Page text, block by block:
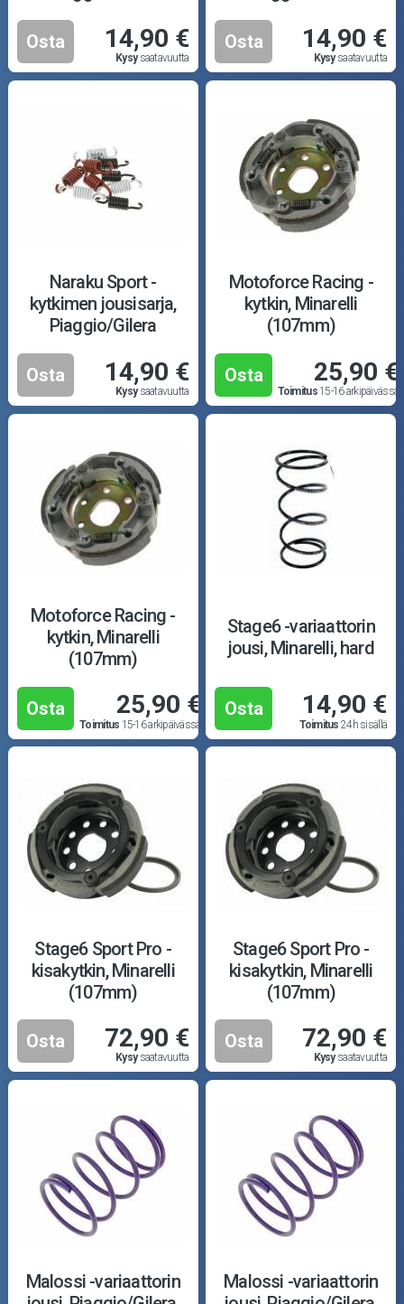
Osta 14,90 €
Kysysaatavuutta
Osta 14,90 €
Kysysaatavuutta
Naraku Sport -
kytkimen jousisarja,
Piaggio/Gilera
Osta 14,90 €
Kysysaatavuutta
Motoforce Racing -
kytkin, Minarelli
(107mm)
Osta 25,90 €
Toimitus15-16 arkipäivässä
Motoforce Racing -
kytkin, Minarelli
(107mm)
Osta 25,90 €
Toimitus 15-16 arkipäivässä
Stage6 -variaattorin
jousi, Minarelli, hard
Osta 14,90 €
Toimitus 24h sisällä
Stage6 Sport Pro -
kisakytkin, Minarelli
(107mm)
Osta 72,90 €
Kysysaatavuutta
Stage6 Sport Pro -
kisakytkin, Minarelli
(107mm)
Osta 72,90 €
Kysysaatavuutta
Malossi -variaattorin
Malossi -variaattorin